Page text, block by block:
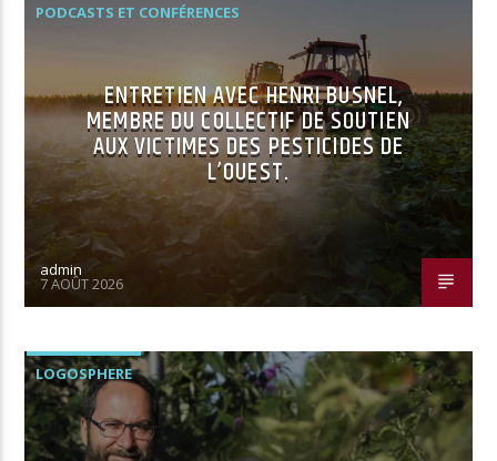
PODCASTS ET CONFÉRENCES
ENTRETIEN AVEC HENRI BUSNEL,
MEMBRE DU COLLECTIF DE SOUTIEN
AUX VICTIMES DES PESTICIDES DE
L’OUEST.
admin
7 AOÛT 2026
LOGOSPHERE